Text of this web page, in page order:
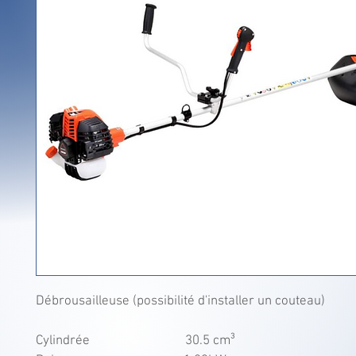
Débrousailleuse (possibilité d'installer un couteau)
Cylindrée                              30.5 cm³